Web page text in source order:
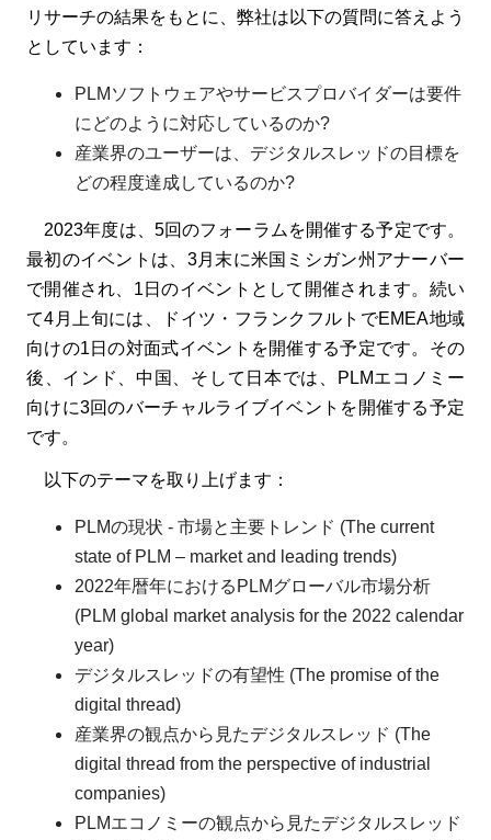
リサーチの結果をもとに、弊社は以下の質問に答えよう
としています：
PLMソフトウェアやサービスプロバイダーは要件
にどのように対応しているのか?
産業界のユーザーは、デジタルスレッドの目標を
どの程度達成しているのか?
2023年度は、5回のフォーラムを開催する予定です。
最初のイベントは、3月末に米国ミシガン州アナーバー
で開催され、1日のイベントとして開催されます。続い
て4月上旬には、ドイツ・フランクフルトでEMEA地域
向けの1日の対面式イベントを開催する予定です。その
後、インド、中国、そして日本では、PLMエコノミー
向けに3回のバーチャルライブイベントを開催する予定
です。
以下のテーマを取り上げます：
PLMの現状 - 市場と主要トレンド (The current
state of PLM – market and leading trends)
2022年暦年におけるPLMグローバル市場分析
(PLM global market analysis for the 2022 calendar
year)
デジタルスレッドの有望性 (The promise of the
digital thread)
産業界の観点から見たデジタルスレッド (The
digital thread from the perspective of industrial
companies)
PLMエコノミーの観点から見たデジタルスレッド